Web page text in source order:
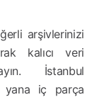
arşivlerinizi
kalıcı veri
İstanbul
yana iç parça